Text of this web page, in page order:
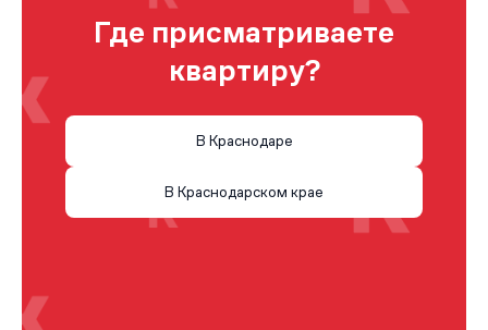
Где присматриваете
квартиру?
В Краснодаре
В Краснодарском крае